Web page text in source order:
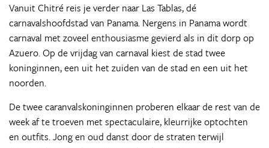
Vanuit Chitré reis je verder naar Las Tablas, dé
carnavalshoofdstad van Panama. Nergens in Panama wordt
carnaval met zoveel enthousiasme gevierd als in dit dorp op
Azuero. Op de vrijdag van carnaval kiest de stad twee
koninginnen, een uit het zuiden van de stad en een uit het
noorden.
De twee caranvalskoninginnen proberen elkaar de rest van de
week af te troeven met spectaculaire, kleurrijke optochten
en outfits. Jong en oud danst door de straten terwijl